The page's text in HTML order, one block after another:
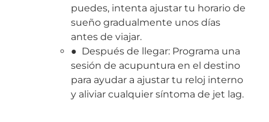
puedes, intenta ajustar tu horario de
sueño gradualmente unos días
antes de viajar.
● Después de llegar: Programa una
sesión de acupuntura en el destino
para ayudar a ajustar tu reloj interno
y aliviar cualquier síntoma de jet lag.